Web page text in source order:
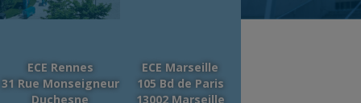
ECE Rennes
31 Rue Monseigneur
Duchesne
ECE Marseille
105 Bd de Paris
13002 Marseille